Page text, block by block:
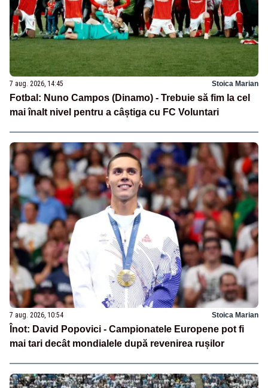
7 aug. 2026, 14:45 Stoica Marian
Fotbal: Nuno Campos (Dinamo) - Trebuie să fim la cel
mai înalt nivel pentru a câștiga cu FC Voluntari
7 aug. 2026, 10:54 Stoica Marian
Înot: David Popovici - Campionatele Europene pot fi
mai tari decât mondialele după revenirea rușilor